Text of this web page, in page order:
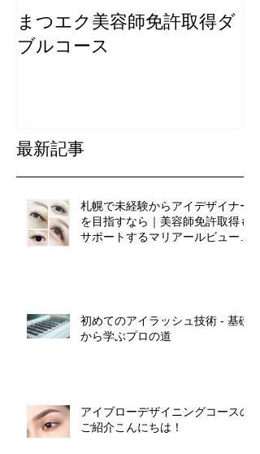
まつエク美容師免許取得ダ
ブルコース
最新記事
札幌で未経験からアイデザイナー
を目指すなら｜美容師免許取得も
サポートするマリアールビューテ
初めてのアイラッシュ技術 - 基礎
から学ぶプロの道
アイブローデザイニングコースの
ご紹介こんにちは！